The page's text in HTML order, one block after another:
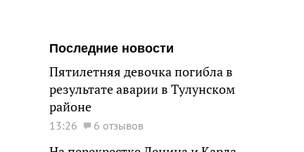
Последние новости
Пятилетняя девочка погибла в
результате аварии в Тулунском
районе
13:26 6 отзывов